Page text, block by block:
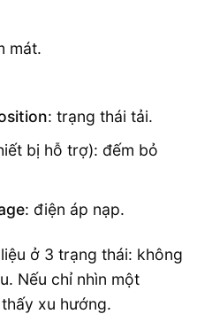
mát.
: trạng thái tải.
bị hỗ trợ): đếm bỏ
: điện áp nạp.
ở 3 trạng thái: không
Nếu chỉ nhìn một
xu hướng.